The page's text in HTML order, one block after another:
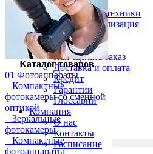
Услуги
Прокат фототехники
Выкуп и реализация
Покупателям
Акции
Как сделать заказ
Доставка и оплата
Кредит
Гарантии
Глоссарий
Компания
О нас
Контакты
Расписание
Каталог товаров
01 Фотоаппараты
Компактные
фотокамеры со сменной
оптикой
Зеркальные
фотокамеры
Компактные
фотоаппараты